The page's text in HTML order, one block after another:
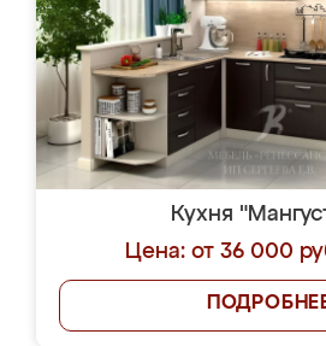
Кухня
Цена: от 36 000